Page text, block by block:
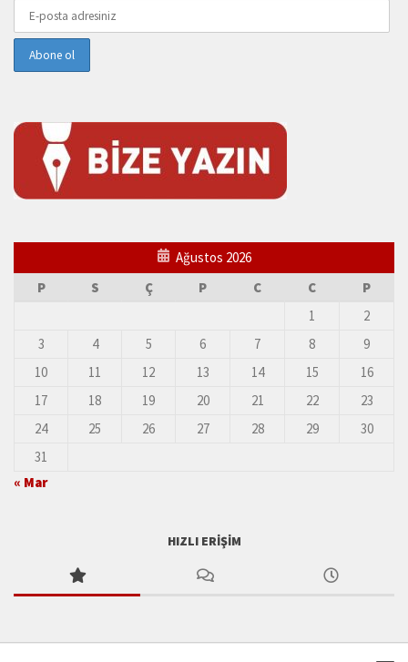
Ağustos 2026
P
S Ç P C C
P
1
2
3
4 5 6 7 8
9
10
11 12 13 14 15
16
17
18 19 20 21 22
23
24
25 26 27 28 29
30
31
« Mar
HIZLI ERIŞIM